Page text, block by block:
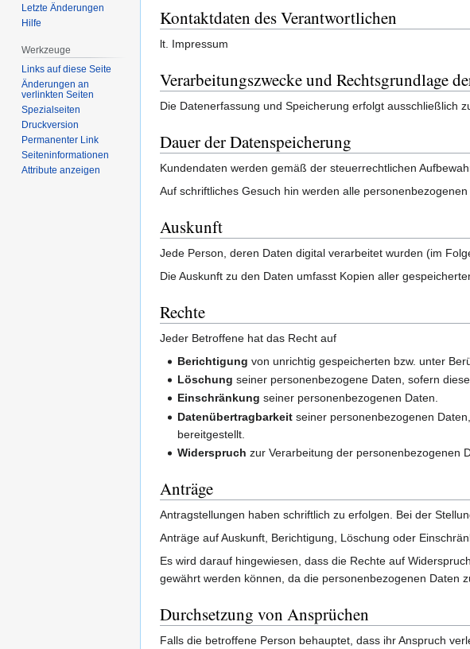
Kontaktdaten des Verantwortlichen
lt. Impressum
Verarbeitungszwecke und Rechtsgrundlage
Die Datenerfassung und Speicherung erfolgt ausschließlich
Dauer der Datenspeicherung
Kundendaten werden gemäß der steuerrechtlichen
Auf schriftliches Gesuch hin werden alle
Auskunft
Jede Person, deren Daten digital verarbeitet wurden (im
Die Auskunft zu den Daten umfasst Kopien aller
Rechte
Jeder Betroffene hat das Recht auf
Berichtigung von unrichtig gespeicherten bzw. unter
Löschung seiner personenbezogene Daten, sofern
Einschränkung seiner personenbezogenen Daten.
Datenübertragbarkeit seiner personenbezogenen
bereitgestellt.
Widerspruch zur Verarbeitung der personenbezogenen
Anträge
Antragstellungen haben schriftlich zu erfolgen. Bei der
Anträge auf Auskunft, Berichtigung, Löschung oder
Es wird darauf hingewiesen, dass die Rechte auf
gewährt werden können, da die personenbezogenen Daten
Durchsetzung von Ansprüchen
Falls die betroffene Person behauptet, dass ihr Anspruch
Letzte Änderungen
Hilfe
Werkzeuge
Links auf diese Seite
Änderungen an
verlinkten Seiten
Spezialseiten
Druckversion
Permanenter Link
Seiten­informationen
Attribute anzeigen